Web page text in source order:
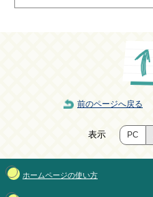
前のページへ戻る
表示 PC
ホームページの使い方